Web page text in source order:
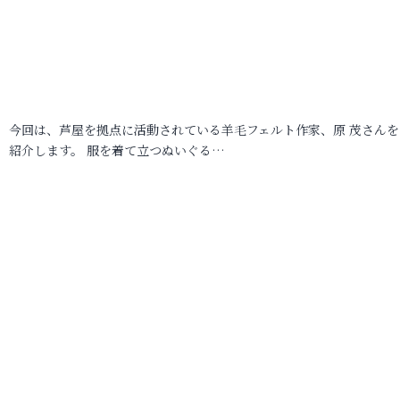
今回は、芦屋を拠点に活動されている羊毛フェルト作家、原 茂さん
紹介します。 服を着て立つぬいぐる…